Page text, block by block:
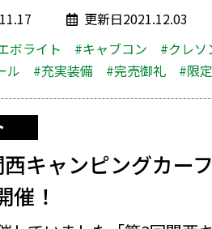
更新日2021.12.03
ボライト #キャブコン #クレソ
ル
#充実装備 #完売御礼 #限定
西キャンピングカー
催！